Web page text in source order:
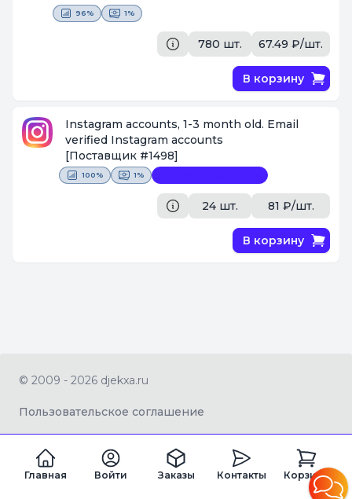
format:login:password||cookies||mail:mailpass
word[Поставщик #1036]
96% 1%
780 шт. 67.49 ₽/шт.
В корзину
Instagram accounts, 1-3 month old. Email
verified Instagram accounts
[Поставщик #1498]
100% 1%
24 шт. 81 ₽/шт.
В корзину
Главная Войти Заказы Контакты Корзина
© 2009 - 2026 djekxa.ru
Пользовательское соглашение